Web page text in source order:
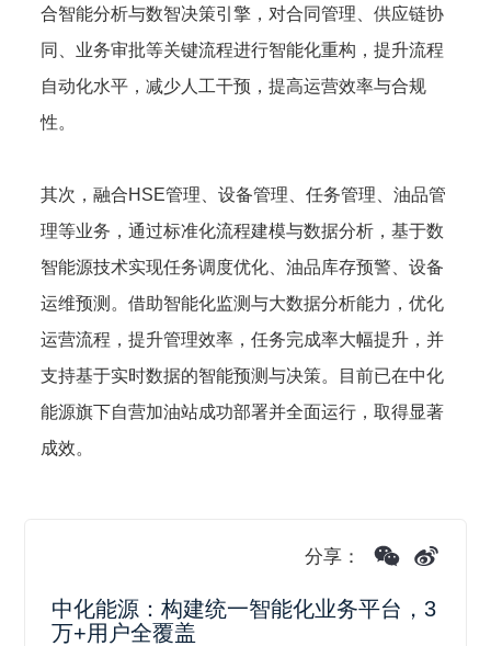
合智能分析与数智决策引擎，对合同管理、供应链协
同、业务审批等关键流程进行智能化重构，提升流程
自动化水平，减少人工干预，提高运营效率与合规
性。
其次，融合HSE管理、设备管理、任务管理、油品管
理等业务，通过标准化流程建模与数据分析，基于数
智能源技术实现任务调度优化、油品库存预警、设备
运维预测。借助智能化监测与大数据分析能力，优化
运营流程，提升管理效率，任务完成率大幅提升，并
支持基于实时数据的智能预测与决策。目前已在中化
能源旗下自营加油站成功部署并全面运行，取得显著
成效。
中化能源：构建统一智能化业务平台，3
万+用户全覆盖
分享：